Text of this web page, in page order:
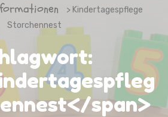
> Kindertagespflege
Storchennest
span>